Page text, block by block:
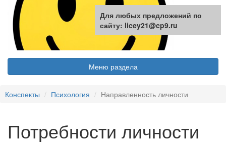
Меню раздела
Конспекты Психология Направленность личности
Потребности личности
Для любых предложений по
сайту: licey21@cp9.ru